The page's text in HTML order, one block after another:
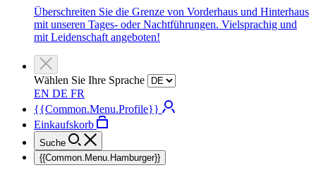
Überschreiten Sie die Grenze von Vorderhaus und Hinterhaus
mit unseren Tages- oder Nachtführungen. Vielsprachig und
mit Leidenschaft angeboten!
Wählen Sie Ihre Sprache
EN DE FR
{{Common.Menu.Profile}}
Einkaufskorb
Suche
{{Common.Menu.Hamburger}}